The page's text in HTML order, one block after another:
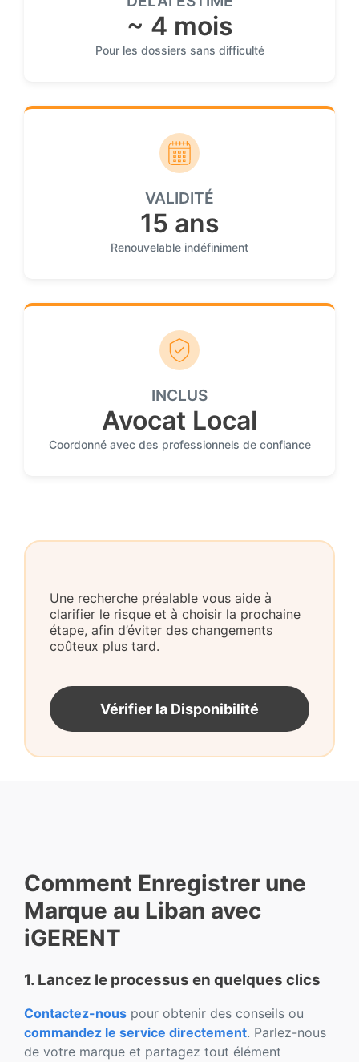
~ 4 mois
Pour les dossiers sans difficulté
VALIDITÉ
15 ans
Renouvelable indéfiniment
INCLUS
Avocat Local
Coordonné avec des professionnels de confiance
Une recherche préalable vous aide à
clarifier le risque et à choisir la prochaine
étape, afin d’éviter des changements
coûteux plus tard.
Vérifier la Disponibilité
Comment Enregistrer une
Marque au Liban avec
iGERENT
1. Lancez le processus en quelques clics
Contactez-nous pour obtenir des conseils ou
commandez le service directement. Parlez-nous
de votre marque et partagez tout élément